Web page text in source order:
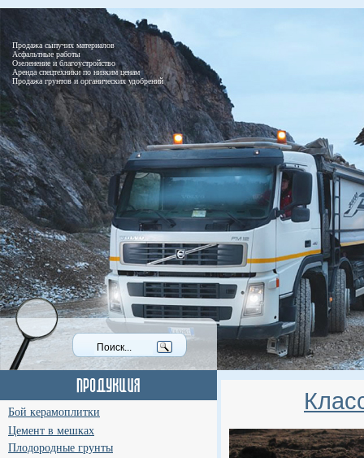
Продажа сыпучих материалов
Асфальтные работы
Озеленение и благоустройство
Аренда спецтехники по низким ценам
Продажа грунтов и органических удобрений
Бой керамоплитки
Цемент в мешках
Плодородные грунты